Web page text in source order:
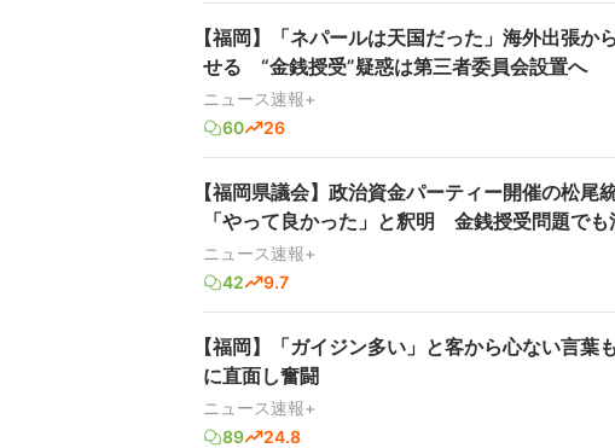
【福岡】「ネパールは天国だった」海外出張
せる “金銭授受”疑惑は第三者委員会設置へ
ニュース速報+
60
26
【福岡県議会】政治資金パーティー開催の松
「やって良かった」と釈明 金銭授受問題でも
ニュース速報+
42
9.7
【福岡】「ガイジン多い」と客から心ない言
に直面し奮闘
ニュース速報+
89
24.8